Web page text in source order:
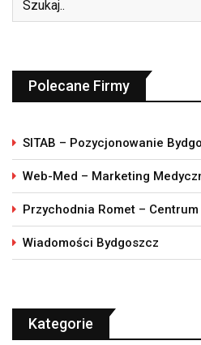
Polecane Firmy
SITAB – Pozycjonowanie
Web-Med – Marketing
Przychodnia Romet –
Wiadomości Bydgoszcz
Kategorie